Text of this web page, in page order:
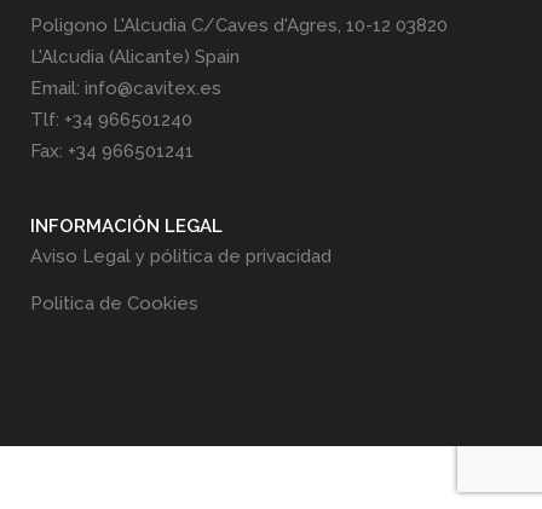
Poligono L'Alcudia C/Caves d'Agres, 10-12 03820
L'Alcudia (Alicante) Spain
Email: info@cavitex.es
Tlf: +34 966501240
Fax: +34 966501241
INFORMACIÓN LEGAL
Aviso Legal y pólitica de privacidad
Politica de Cookies